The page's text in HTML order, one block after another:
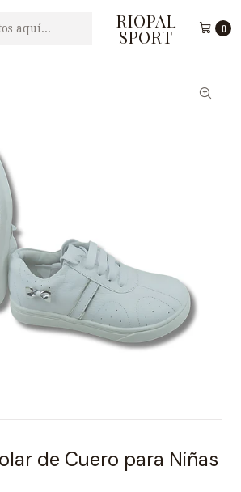
RIOPAL
SPORT 0
Zapatos escolares
de Cuero para Niñas YSSAS A58
de Cuero para Niñas